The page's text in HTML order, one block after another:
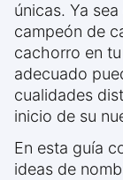
únicas. Ya
campeón de
cachorro en
adecuado
cualidades
inicio de su
En esta guía
ideas de